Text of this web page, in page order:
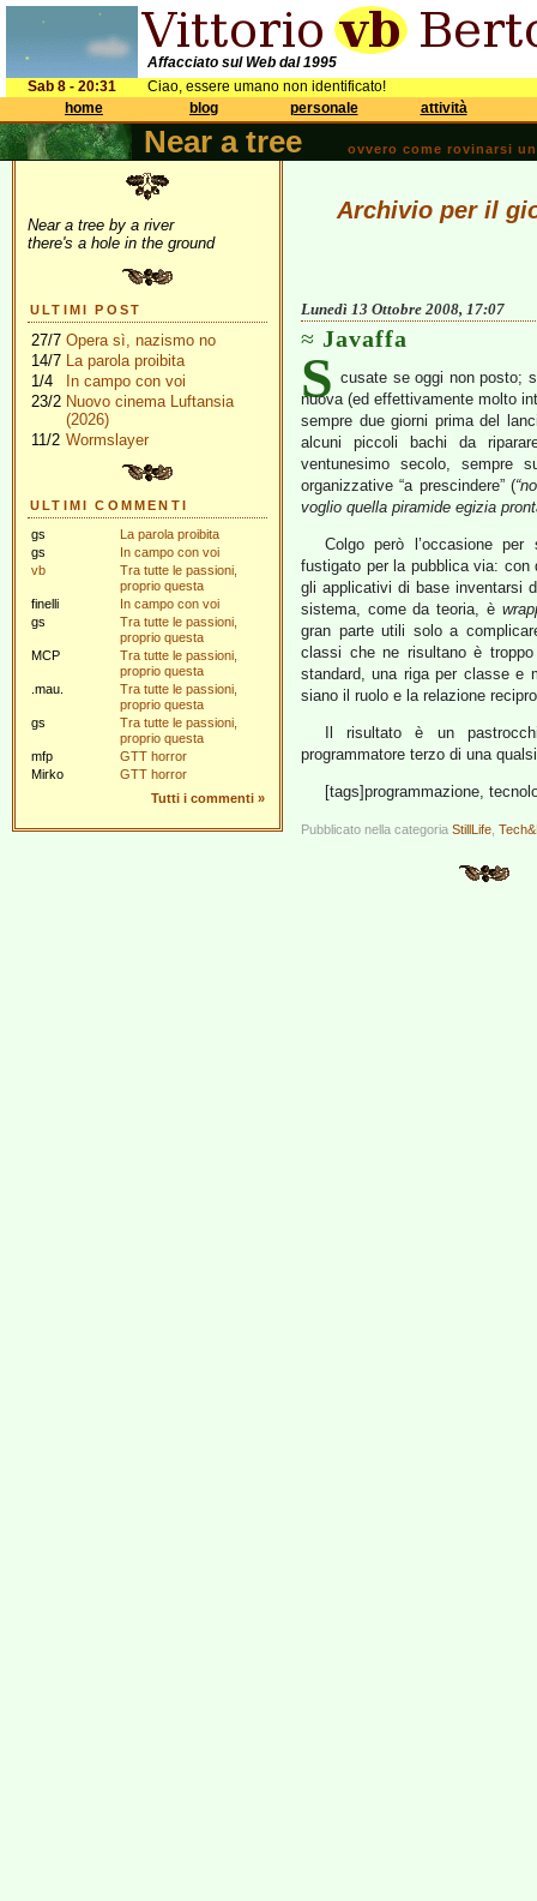
Affacciato sul Web dal 1995
Sab 8 - 20:31
Ciao, essere umano non identificato!
home
blog personale attività
Near a tree ovvero come rovinarsi
Near a tree by a river
there's a hole in the ground
ULTIMI POST
27/7 Opera sì, nazismo no
14/7 La parola proibita
1/4
In campo con voi
23/2 Nuovo cinema Luftansia
(2026)
11/2 Wormslayer
ULTIMI COMMENTI
gs
La parola proibita
gs
In campo con voi
vb
Tra tutte le passioni,
proprio questa
finelli
In campo con voi
gs
Tra tutte le passioni,
proprio questa
MCP
Tra tutte le passioni,
proprio questa
.mau.
Tra tutte le passioni,
proprio questa
gs
Tra tutte le passioni,
proprio questa
mfp
GTT horror
Mirko
GTT horror
Tutti i commenti »
Archivio per il
Lunedì 13 Ottobre 2008, 17:07
Javaffa
S cusate se oggi non posto;
nuova (ed effettivamente molto
sempre due giorni prima del
alcuni piccoli bachi da
ventunesimo secolo, sempre
organizzative “a prescindere” (
voglio quella piramide egizia
Colgo però l’occasione
fustigato per la pubblica via:
gli applicativi di base inventarsi
sistema, come da teoria, è
gran parte utili solo a
classi che ne risultano è
standard, una riga per classe e
siano il ruolo e la relazione
Il risultato è un
programmatore terzo di una
[tags]programmazione,
Pubblicato nella categoria StillLife